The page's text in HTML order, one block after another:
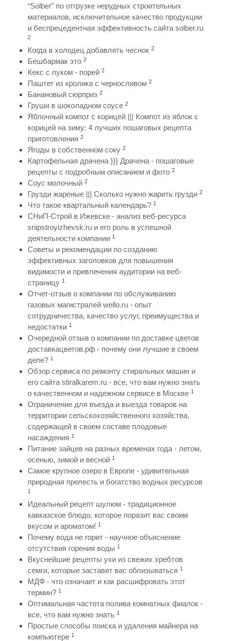
“Solber” по отгрузке нерудных строительных
материалов, исключительное качество продукции
и беспрецедентная эффективность сайта solber.ru
2
Когда в холодец добавлять чеснок 2
Бешбармак это 2
Кекс с луком - порей 2
Паштет из кролика с черносливом 2
Банановый сюрприз 2
Груши в шоколадном соусе 2
Яблочный компот с корицей ||| Компот из яблок с
корицей на зиму: 4 лучших пошаговых рецепта
приготовления 2
Ягоды в собственном соку 2
Картофельная драчена }}} Драчена - пошаговые
рецепты с подробным описанием и фото 2
Соус молочный 2
Грузди жареные ||| Сколько нужно жарить грузди 2
Что такое квартальный календарь? 1
СНиП-Строй в Ижевске - анализ веб-ресурса
snipstroyizhevsk.ru и его роль в успешной
деятельности компании 1
Советы и рекомендации по созданию
эффективных заголовков для повышения
видимости и привлечения аудитории на веб-
страницу 1
Отчет-отзыв о компании по обслуживанию
газовых магистралей wello.ru - опыт
сотрудничества, качество услуг, преимущества и
недостатки 1
Очередной отзыв о компании по доставке цветов
доставкацветов.рф - почему они лучшие в своем
деле? 1
Обзор сервиса по ремонту стиральных машин и
его сайта stiralkarem.ru - все, что вам нужно знать
о качественном и надежном сервисе в Москве 1
Ограничение для въезда и выезда товаров на
территории сельскохозяйственного хозяйства,
содержащей в своем составе плодовые
насаждения 1
Питание зайцев на разных временах года - летом,
осенью, зимой и весной 1
Самое крупное озеро в Европе - удивительная
природная прелесть и богатство водных ресурсов
1
Идеальный рецепт шулюм - традиционное
кавказское блюдо, которое поразит вас своим
вкусом и ароматом! 1
Почему вода не горит - научное объяснение
отсутствия горения воды 1
Вкуснейшие рецепты ухи из свежих хребтов
семги, которые заставят вас облизываться 1
МДФ - что означает и как расшифровать этот
термин? 1
Оптимальная частота полива комнатных фиалок -
все, что вам нужно знать 1
Простые способы поиска и удаления майнера на
компьютере 1